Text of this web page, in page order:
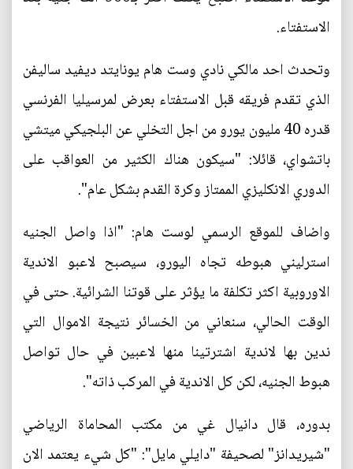
الاستفتاء.
وتحدث احد مالكي نادي وست هام يونايتد ديفيد ساليفن
الذي تقدم فريقه قبل الاستفتاء بعرض لمرسيليا الفرنسي
قدره 40 مليون يورو من اجل التخلي عن البلجيكي ميتشي
باتشواي، قائلا: "سيكون هناك الكثير من العواقب على
الدوري الانكليزي الممتاز وكرة القدم بشكل عام".
واضاف للموقع الرسمي لوست هام: "اذا واصل الجنيه
استرليني هبوطه تجاه اليورو، سيصبح لاعبو الاندية
الاوروبية اكثر تكلفة ما يؤثر على قوتنا الشرائية. حتى في
الوقت الحالي، سنعاني من الخسائر نتيجة الاموال التي
ندين بها لاندية اشترتينا منها لاعبين في حال تواصل
هبوط الجنيه، لكن كل الاندية في المركب ذاته".
بدوره، قال دانيال غي من مكتب المحاماة الرياضي
"شيريدانز" لصحيفة "دايلي مايل": "كل شيء يعتمد الان